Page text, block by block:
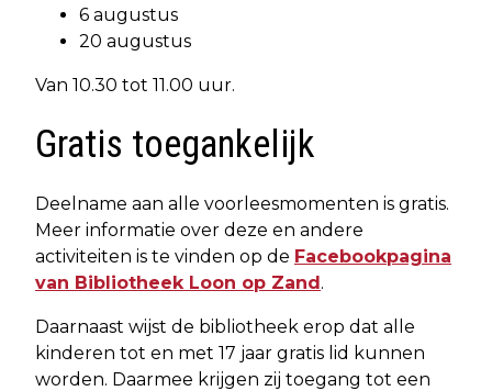
6 augustus
20 augustus
Van 10.30 tot 11.00 uur.
Gratis toegankelijk
Deelname aan alle voorleesmomenten is gratis.
Meer informatie over deze en andere
activiteiten is te vinden op de Facebookpagina
van Bibliotheek Loon op Zand.
Daarnaast wijst de bibliotheek erop dat alle
kinderen tot en met 17 jaar gratis lid kunnen
worden. Daarmee krijgen zij toegang tot een